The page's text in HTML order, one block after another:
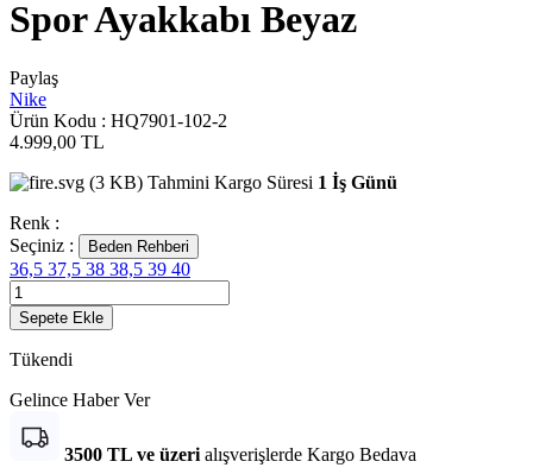
Spor Ayakkabı Beyaz
Paylaş
Nike
Ürün Kodu : HQ7901-102-2
4.999,00 TL
Tahmini Kargo Süresi 1 İş Günü
Renk :
Seçiniz :
Beden Rehberi
36,5 37,5 38 38,5 39 40
Sepete Ekle
Tükendi
Gelince Haber Ver
3500 TL ve üzeri alışverişlerde Kargo Bedava